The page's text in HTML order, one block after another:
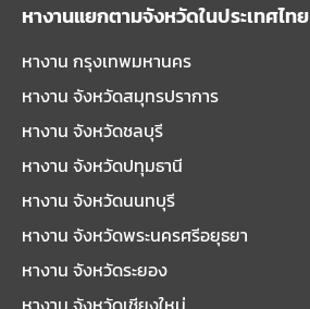
หางานแยกตามจังหวัดในประเทศไทย
หางาน กรุงเทพมหานคร
หางาน จังหวัดสมุทรปราการ
หางาน จังหวัดชลบุรี
หางาน จังหวัดปทุมธานี
หางาน จังหวัดนนทบุรี
หางาน จังหวัดพระนครศรีอยุธยา
หางาน จังหวัดระยอง